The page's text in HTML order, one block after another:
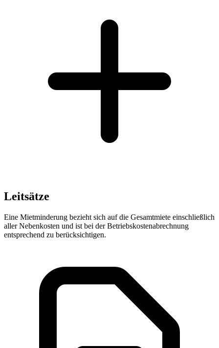
Leitsätze
Eine Mietminderung bezieht sich auf die Gesamtmiete einschließlich
aller Nebenkosten und ist bei der Betriebskostenabrechnung
entsprechend zu berücksichtigen.